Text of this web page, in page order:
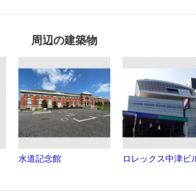
周辺の建築物
水道記念館 ロレックス中津ビ